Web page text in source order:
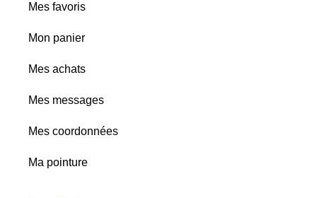
Mes favoris
Mon panier
Mes achats
Mes messages
Mes coordonnées
Ma pointure